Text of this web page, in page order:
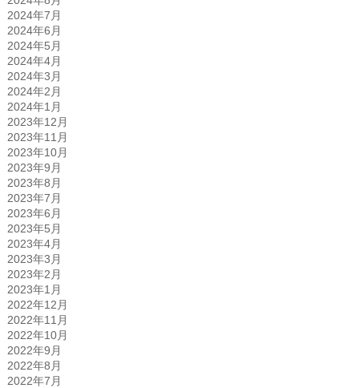
2024年7月
2024年6月
2024年5月
2024年4月
2024年3月
2024年2月
2024年1月
2023年12月
2023年11月
2023年10月
2023年9月
2023年8月
2023年7月
2023年6月
2023年5月
2023年4月
2023年3月
2023年2月
2023年1月
2022年12月
2022年11月
2022年10月
2022年9月
2022年8月
2022年7月